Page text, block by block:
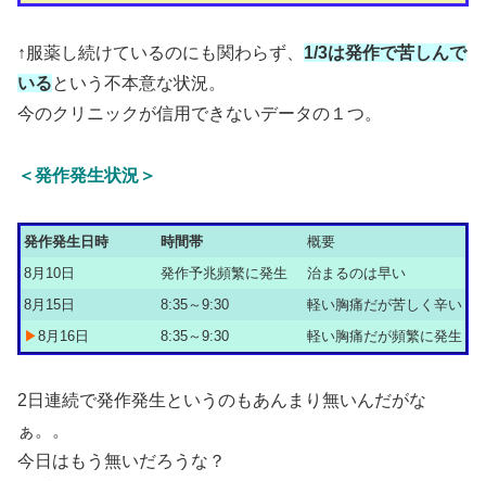
↑服薬し続けているのにも関わらず、 1/3は発作で苦しんで
いるという不本意な状況。
今のクリニックが信用できないデータの１つ。
＜発作発生状況＞
発作発生日時 時間帯
概要
8月10日
発作予兆頻繁に発生
治まるのは早い
8月15日
8:35～9:30
軽い胸痛だが苦しく辛い
▶8月16日 8:35～9:30 軽い胸痛だが頻繁に発生
2日連続で発作発生というのもあんまり無いんだがな
ぁ。。
今日はもう無いだろうな？